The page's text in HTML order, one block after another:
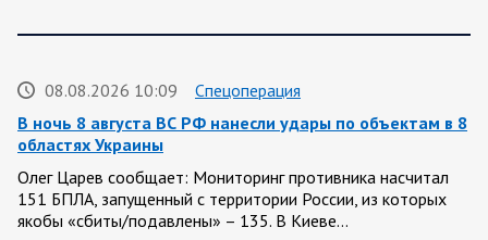
08.08.2026 10:09
Спецоперация
В ночь 8 августа ВС РФ нанесли удары по объектам в 8
областях Украины
Олег Царев сообщает: Мониторинг противника насчитал
151 БПЛА, запущенный с территории России, из которых
якобы «сбиты/подавлены» – 135. В Киеве…